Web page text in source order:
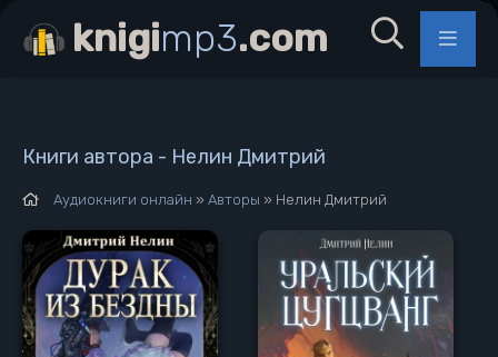
Книги автора - Нелин Дмитрий
Аудиокниги онлайн » Авторы » Нелин Дмитрий
knigimp3.com